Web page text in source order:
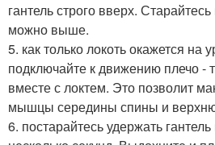
гантель строго вверх.
можно выше.
5. как только локоть окажется на
подключайте к движению плечо -
вместе с локтем. Это позволит
мышцы середины спины и
6. постарайтесь удержать